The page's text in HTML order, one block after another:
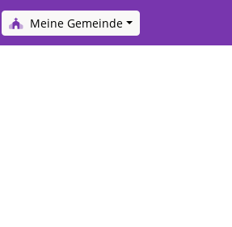
Meine Gemeinde